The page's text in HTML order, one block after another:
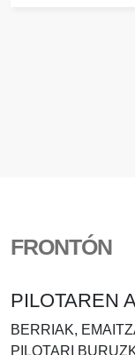
FRONTÓN
PILOTAREN
BERRIAK,
PILOTARI